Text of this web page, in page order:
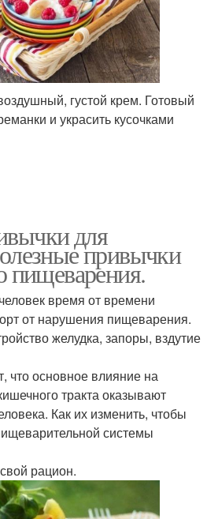
густой крем. Готовый
и украсить кусочками
для
привычки
пищеварения.
время от времени
от нарушения пищеварения.
желудка, запоры, вздутие
что основное влияние на
тракта оказывают
Как их изменить, чтобы
системы
рацион.